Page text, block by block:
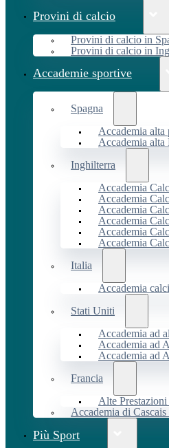
Provini di calcio
Provini di calcio in
Provini di calcio in
Accademie sportive
Spagna
Accademia alta
Accademia alta
Inghilterra
Accademia
Accademia
Accademia
Accademia
Accademia
Accademia
Italia
Accademia
Stati Uniti
Accademia ad
Accademia ad
Accademia ad
Francia
Alte
Accademia di
Più Sport